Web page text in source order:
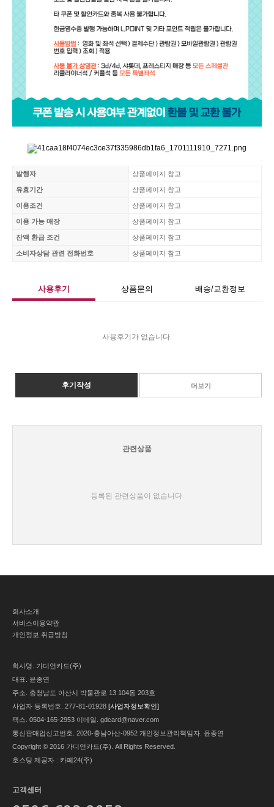
발행자 상품페이지 참고
유효기간 상품페이지 참고
이용조건 상품페이지 참고
이용 가능 매장 상품페이지 참고
잔액 환급 조건 상품페이지 참고
소비자상담 관련 전화번호 상품페이지 참고
사용후기 상품문의 배송/교환정보
사용후기가 없습니다.
후기작성 더보기
관련상품
등록된 관련상품이 없습니다.
회사소개
서비스이용약관
개인정보 취급방침
회사명.
가디언카드(주)
대표.
윤종연
주소.
충청남도 아산시 박물관로 13 104동 203호
사업자 등록번호. 277-81-01928 [사업자정보확인]
팩스. 0504-165-2953 이메일.
gdcard@naver.com
통신판매업신고번호. 2020-충남아산-0952 개인정보관리책임자. 윤종연
Copyright © 2016 가디언카드(주). All Rights Reserved.
호스팅 제공자 : 카페24(주)
고객센터